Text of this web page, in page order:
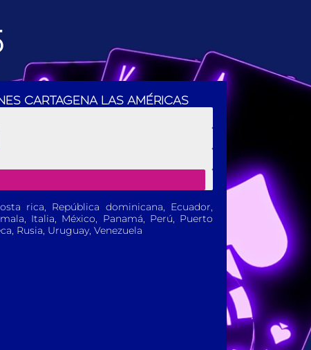
CARTAGENA LAS AMÉRICAS
rica, República dominicana, Ecuador,
Italia, México, Panamá, Perú, Puerto
Rusia, Uruguay, Venezuela